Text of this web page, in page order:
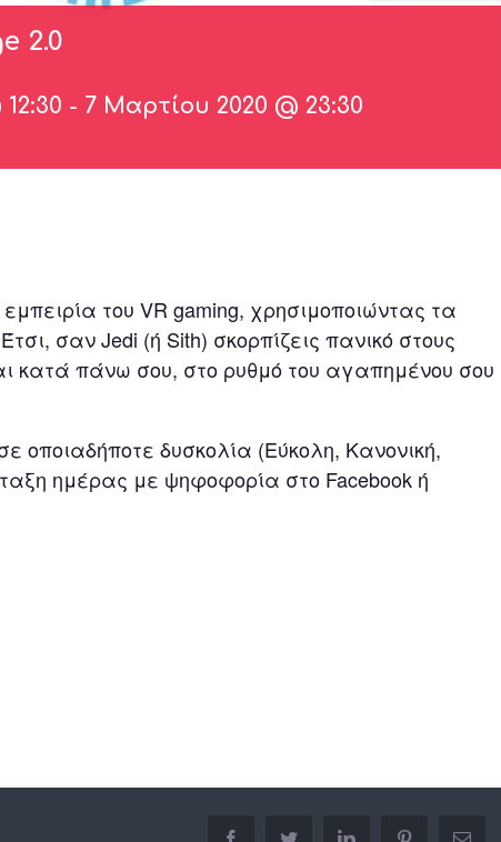
2.0
- 7 Μαρτίου 2020 @ 23:30
του VR gaming, χρησιμοποιώντας τα
σαν Jedi (ή Sith) σκορπίζεις πανικό στους
κατά πάνω σου, στο ρυθμό του αγαπημένου σου
οποιαδήποτε δυσκολία (Εύκολη, Κανονική,
ημέρας με ψηφοφορία στο Facebook ή
facebooktwitter linkedin pinterestEmail